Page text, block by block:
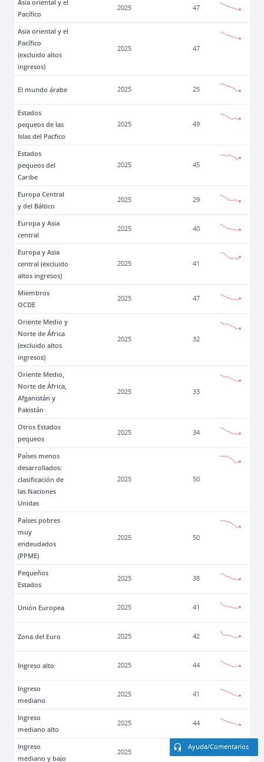
Asia oriental y el
Pacífico
2025 47
Asia oriental y el
Pacífico
(excluido altos
ingresos)
2025 47
El mundo árabe 2025 25
Estados
pequeos de las
Islas del Pacfico
2025 49
Estados
pequeos del
Caribe
2025 45
Europa Central
y del Báltico
2025 29
Europa y Asia
central
2025 40
Europa y Asia
central (excluido
altos ingresos)
2025 41
Miembros
OCDE
2025 47
Oriente Medio y
Norte de África
(excluido altos
ingresos)
2025 32
Oriente Medio,
Norte de África,
Afganistán y
Pakistán
2025 33
Otros Estados
pequeos
2025 34
Países menos
desarrollados:
clasificación de
las Naciones
Unidas
2025 50
Países pobres
muy
endeudados
(PPME)
2025 50
Pequeños
Estados
2025 38
Unión Europea 2025 41
Zona del Euro 2025 42
Ingreso alto 2025 44
Ingreso
mediano
2025 41
Ingreso
mediano alto
2025 44
Ingreso
mediano y bajo
2025 42
Ayuda/Comentarios